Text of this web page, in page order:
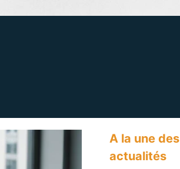
A la une des
actualités